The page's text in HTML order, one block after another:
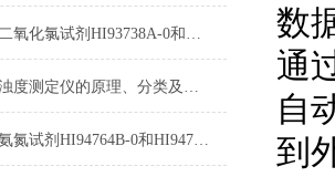
哈钠二氧化氯试剂HI93738A-0和HI93738B-0使用方法
介绍浊度测定仪的原理、分类及应用
哈钠氨氮试剂HI94764B-0和HI94764-0测量原理
数
通
自
到